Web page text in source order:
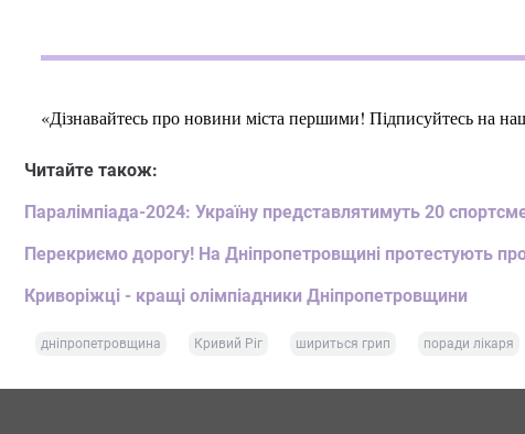
«Дізнавайтесь про новини міста першими! Підписуйтесь на
Читайте також:
Паралімпіада-2024: Україну представлятимуть 20
Перекриємо дорогу! На Дніпропетровщині протестують
Криворіжці - кращі олімпіадники Дніпропетровщини
дніпропетровщина Кривий Ріг шириться грип поради лікаря